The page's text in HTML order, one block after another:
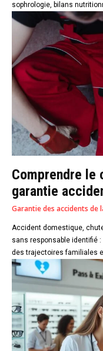
sophrologie, bilans
Comprendre le
garantie
Garantie des accidents de
Accident domestique,
sans responsable identifié
des trajectoires familiales